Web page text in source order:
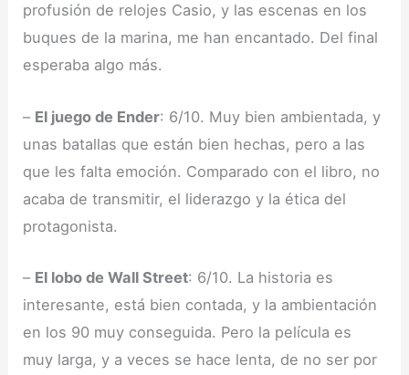
profusión de relojes Casio, y las escenas en los
buques de la marina, me han encantado. Del final
esperaba algo más.
– El juego de Ender: 6/10. Muy bien ambientada, y
unas batallas que están bien hechas, pero a las
que les falta emoción. Comparado con el libro, no
acaba de transmitir, el liderazgo y la ética del
protagonista.
– El lobo de Wall Street: 6/10. La historia es
interesante, está bien contada, y la ambientación
en los 90 muy conseguida. Pero la película es
muy larga, y a veces se hace lenta, de no ser por